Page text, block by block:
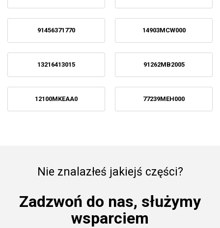
91456371770 14903MCW000
13216413015 91262MB2005
12100MKEAA0 77239MEH000
Nie znalazłeś jakiejś części?
Zadzwoń do nas, służymy
wsparciem